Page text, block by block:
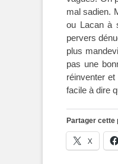
mal sadien.
ou Lacan à
pervers
plus
pas une
réinventer
facile à dire
Partager cette
X